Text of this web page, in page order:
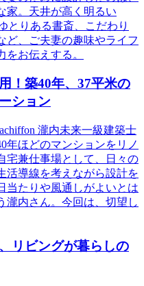
家。天井が高く明るい
とりある書斎、こだわり
ど、ご夫妻の趣味やライフ
お伝えする。
！築40年、37平米の
ション
瀧内未来一級建築士
年ほどのマンションをリノ
宅兼仕事場として、日々の
活導線を考えながら設計を
当たりや風通しがよいとは
瀧内さん。今回は、切望し
リビングが暮らしの